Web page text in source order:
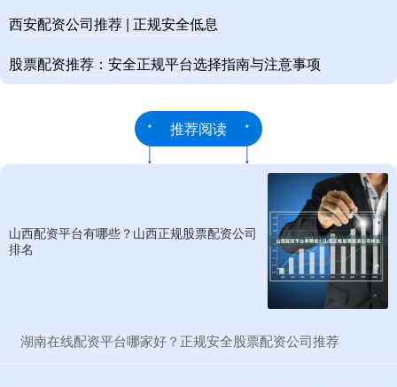
西安配资公司推荐 | 正规安全低息
股票配资推荐：安全正规平台选择指南与注意事项
推荐阅读
山西配资平台有哪些？山西正规股票配资公司
排名
​湖南在线配资平台哪家好？正规安全股票配资公司推荐